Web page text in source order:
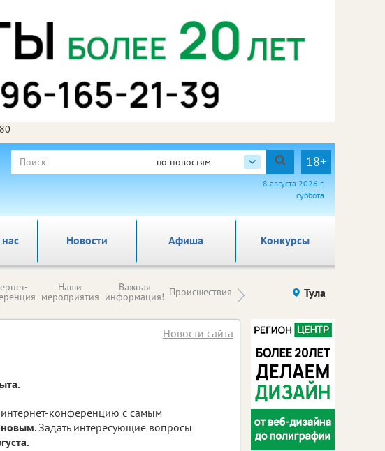
по новостям 18+
8 августа 2026 г.
суббота
Новости Афиша Конкурсы
Наши
мероприятия
Важная
информация! Происшествия Здоровье компаний (на
Тула
Новости сайта
интернет-конференцию с самым
. Задать интересующие вопросы